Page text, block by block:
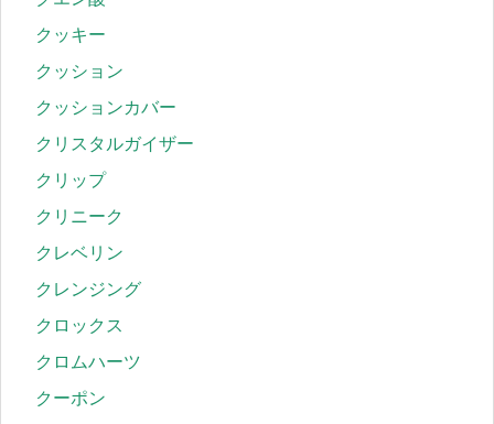
クッキー
クッション
クッションカバー
クリスタルガイザー
クリップ
クリニーク
クレベリン
クレンジング
クロックス
クロムハーツ
クーポン